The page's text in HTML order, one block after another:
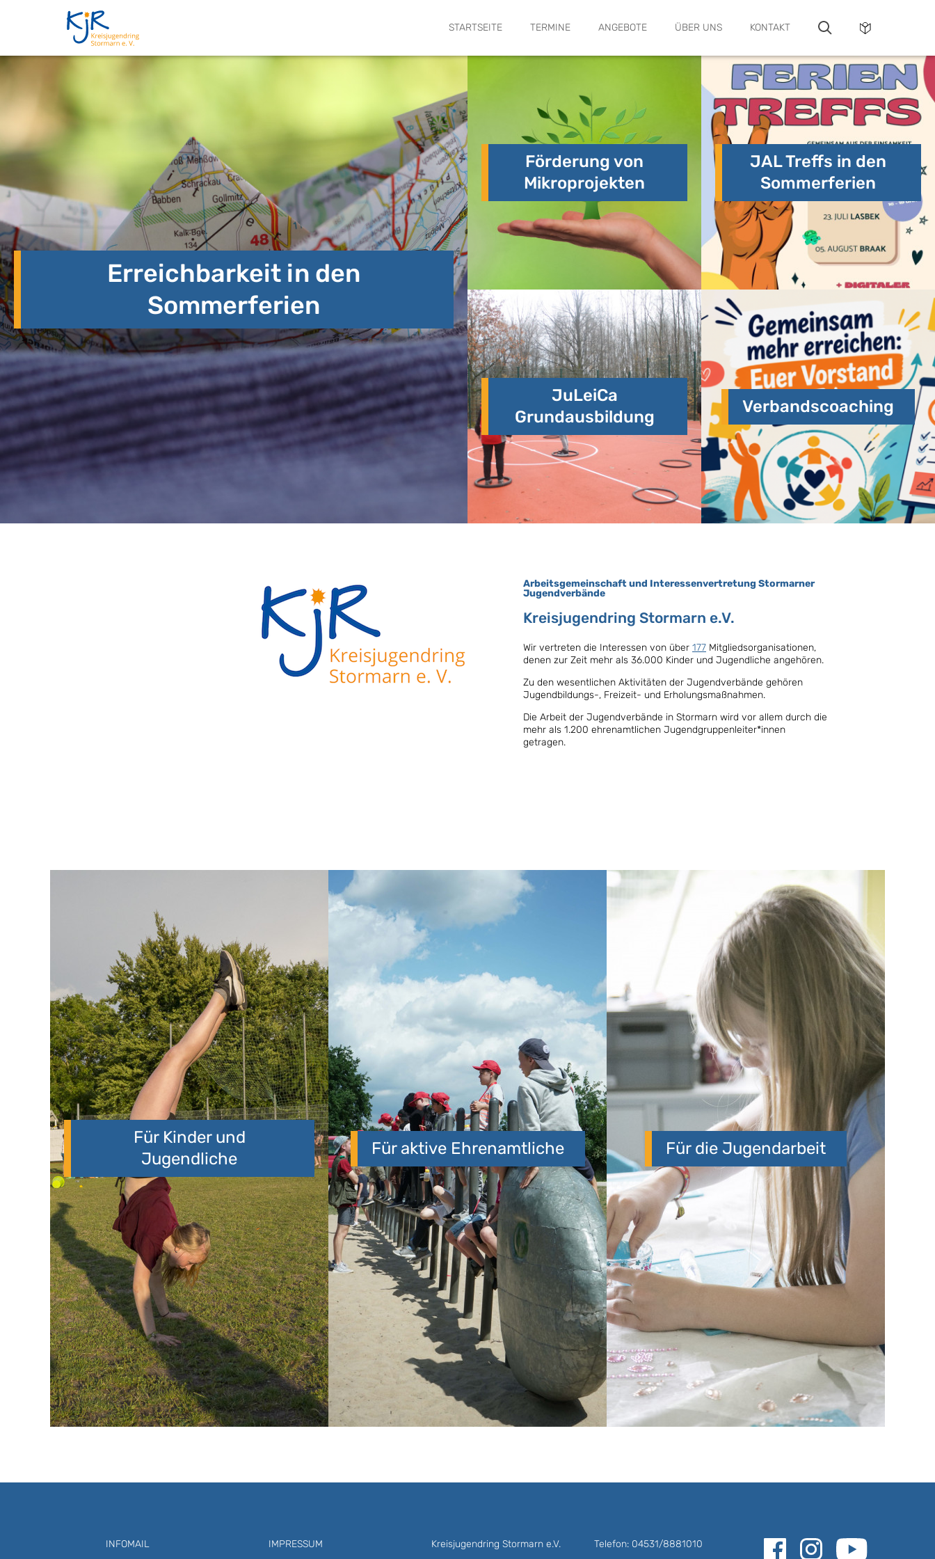
STARTSEITE TERMINE ANGEBOTE ÜBER UNS KONTAKT
SUCHE
Erreichbarkeit in den
Sommerferien
Förderung von
Mikroprojekten
JAL Treffs in den
Sommerferien
JuLeiCa
Grundausbildung
Verbandscoaching
Arbeitsgemeinschaft und Interessenvertretung Stormarner
Jugendverbände
Kreisjugendring Stormarn e.V.
Wir vertreten die Interessen von über 177 Mitgliedsorganisationen,
denen zur Zeit mehr als 36.000 Kinder und Jugendliche angehören.
Zu den wesentlichen Aktivitäten der Jugendverbände gehören
Jugendbildungs-, Freizeit- und Erholungsmaßnahmen.
Die Arbeit der Jugendverbände in Stormarn wird vor allem durch die
mehr als 1.200 ehrenamtlichen Jugendgruppenleiter*innen
getragen.
Für Kinder und
Jugendliche
Für aktive Ehrenamtliche Für die Jugendarbeit
INFOMAIL IMPRESSUM Kreisjugendring Stormarn e.V. Telefon: 04531/8881010